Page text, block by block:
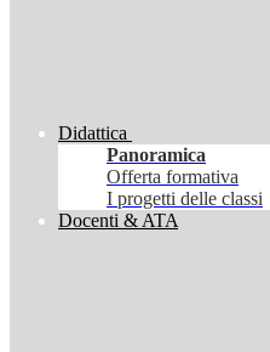
Didattica
Panoramica
Offerta formativa
I progetti delle classi
Docenti & ATA